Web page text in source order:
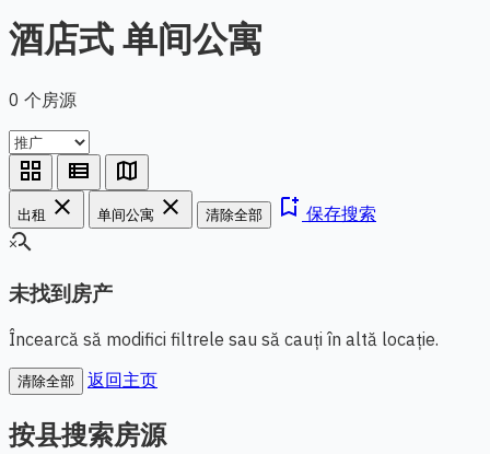
酒店式 单间公寓
0 个房源
grid_view view_list map
出租 close 单间公寓 close 清除全部 bookmark_add 保存搜索
search_off
未找到房产
Încearcă să modifici filtrele sau să cauți în altă locație.
清除全部 返回主页
按县搜索房源